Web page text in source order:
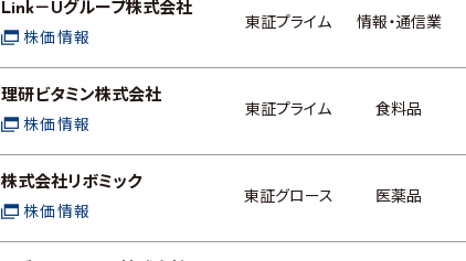
Link－Uグループ株式会社
株価情報
東証プライム 情報・通信業
理研ビタミン株式会社
株価情報
東証プライム 食料品
株式会社リボミック
株価情報
東証グロース 医薬品